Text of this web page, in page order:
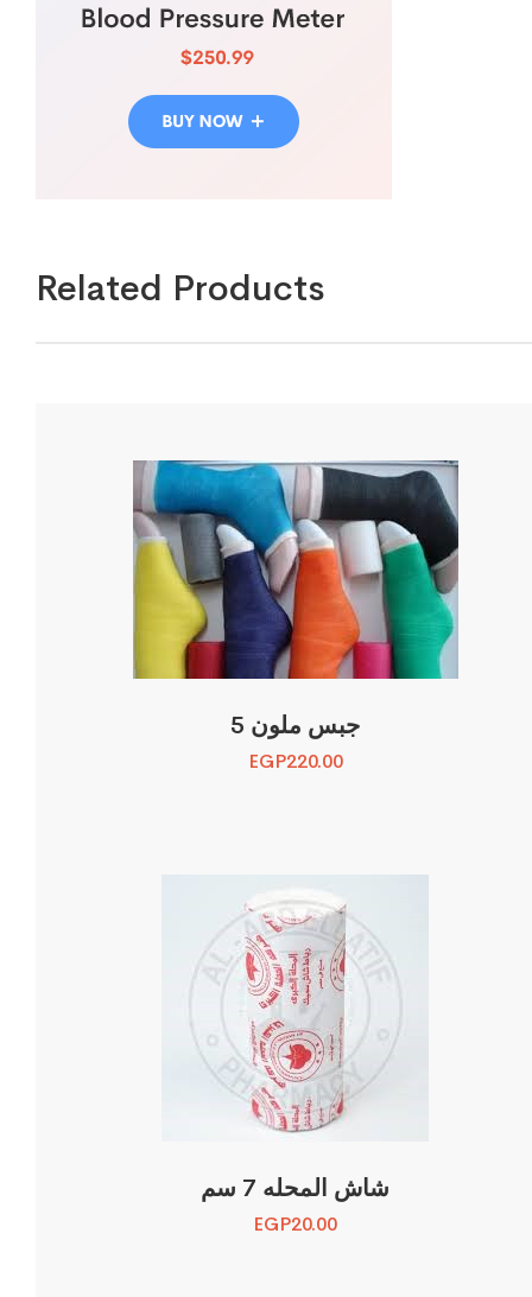
Related Products
جبس ملون 5
EGP220.00
شاش المحله 7 سم
EGP20.00